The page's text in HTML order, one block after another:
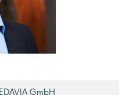
GmbH